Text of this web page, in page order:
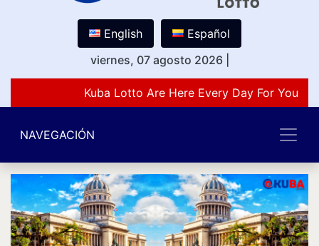
English
Español
viernes, 07 agosto 2026
Kuba Lotto Are Here Every Day For You
NAVEGACIÓN